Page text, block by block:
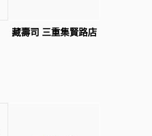
藏壽司 三重集賢路店